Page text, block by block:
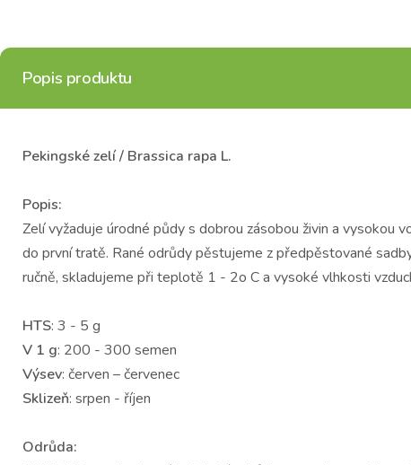
Popis produktu
Pekingské zelí / Brassica rapa L.
Popis:
Zelí vyžaduje úrodné půdy s dobrou zásobou živin a vysokou
do první tratě. Rané odrůdy pěstujeme z předpěstované
ručně, skladujeme při teplotě 1 - 2o C a vysoké vlhkosti
HTS: 3 - 5 g
V 1 g: 200 - 300 semen
Výsev: červen – červenec
Sklizeň: srpen - říjen
Odrůda: